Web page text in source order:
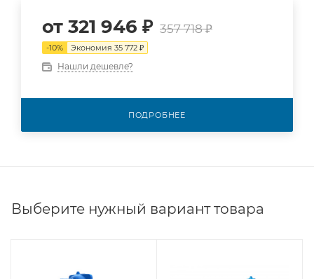
от 321 946 ₽ 357 718 ₽
-10% Экономия 35 772 ₽
Нашли дешевле?
ПОДРОБНЕЕ
Выберите нужный вариант товара